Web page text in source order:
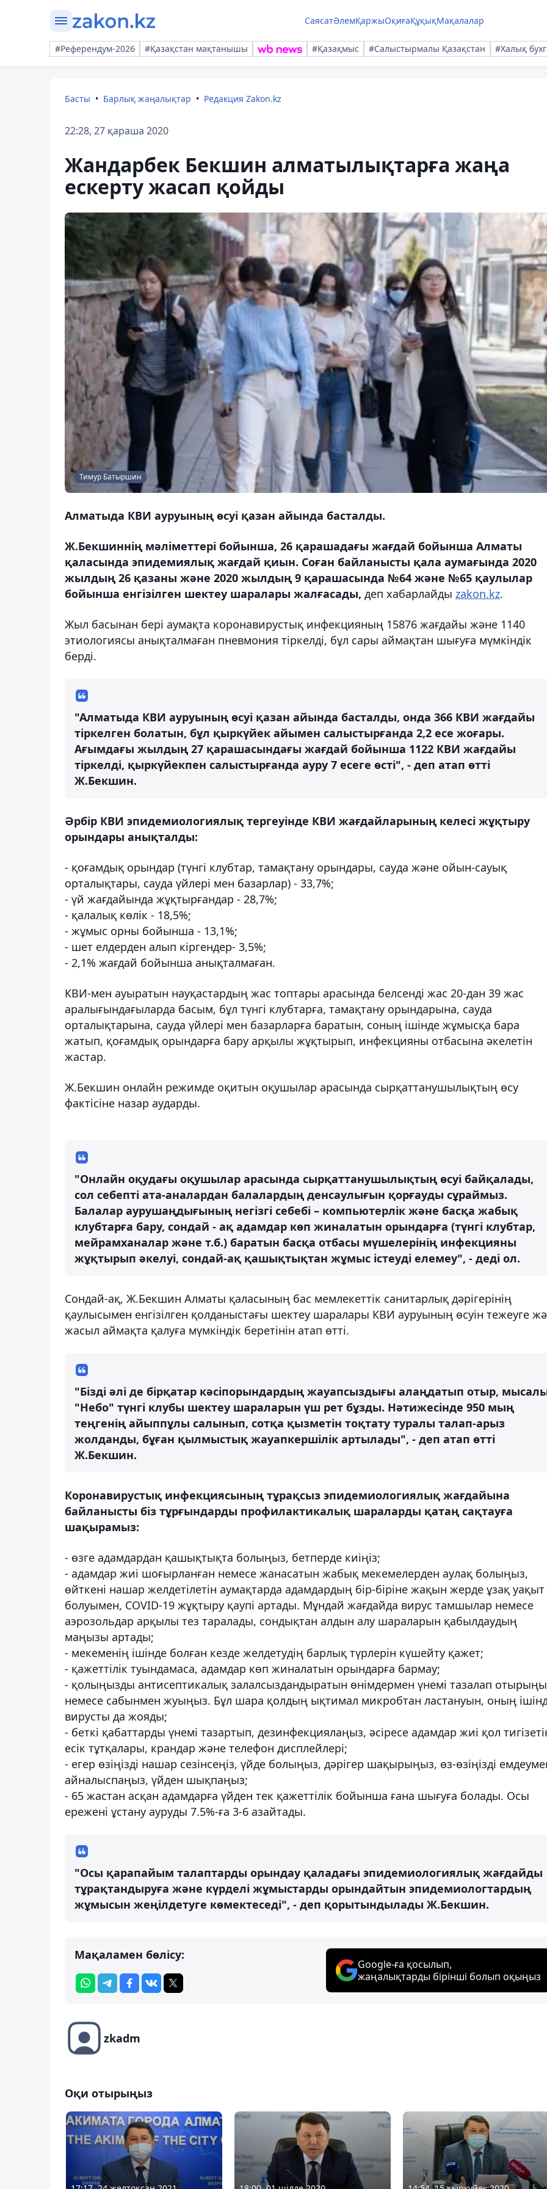
СаясатӘлемҚаржыОқиғаҚұқықМақалалар
#Референдум-2026 #Қазақстан мақтанышы #Қазақмыс #Салыстырмалы Қазақстан #Халық
Басты Барлық жаңалықтар Редакция Zakon.kz
22:28, 27 қараша 2020
Жандарбек Бекшин алматылықтарға жаңа
ескерту жасап қойды
Тимур Батыршин
Алматыда КВИ ауруының өсуі қазан айында басталды.
Ж.Бекшиннің мәліметтері бойынша, 26 қарашадағы жағдай бойынша Алматы
қаласында эпидемиялық жағдай қиын. Соған байланысты қала аумағында 2020
жылдың 26 қазаны және 2020 жылдың 9 қарашасында №64 және №65 қаулылар
бойынша енгізілген шектеу шаралары жалғасады, деп хабарлайды zakon.kz.
Жыл басынан бері аумақта коронавирустық инфекцияның 15876 жағдайы және 1140
этиологиясы анықталмаған пневмония тіркелді, бұл сары аймақтан шығуға мүмкіндік
берді.
"Алматыда КВИ ауруының өсуі қазан айында басталды, онда 366 КВИ жағдайы
тіркелген болатын, бұл қыркүйек айымен салыстырғанда 2,2 есе жоғары.
Ағымдағы жылдың 27 қарашасындағы жағдай бойынша 1122 КВИ жағдайы
тіркелді, қыркүйекпен салыстырғанда ауру 7 есеге өсті", - деп атап өтті
Ж.Бекшин.
Әрбір КВИ эпидемиологиялық тергеуінде КВИ жағдайларының келесі жұқтыру
орындары анықталды:
- қоғамдық орындар (түнгі клубтар, тамақтану орындары, сауда және ойын-сауық
орталықтары, сауда үйлері мен базарлар) - 33,7%;
- үй жағдайында жұқтырғандар - 28,7%;
- қалалық көлік - 18,5%;
- жұмыс орны бойынша - 13,1%;
- шет елдерден алып кіргендер- 3,5%;
- 2,1% жағдай бойынша анықталмаған.
КВИ-мен ауыратын науқастардың жас топтары арасында белсенді жас 20-дан 39 жас
аралығындағыларда басым, бұл түнгі клубтарға, тамақтану орындарына, сауда
орталықтарына, сауда үйлері мен базарларға баратын, соның ішінде жұмысқа бара
жатып, қоғамдық орындарға бару арқылы жұқтырып, инфекцияны отбасына әкелетін
жастар.
Ж.Бекшин онлайн режимде оқитын оқушылар арасында сырқаттанушылықтың өсу
фактісіне назар аударды.
"Онлайн оқудағы оқушылар арасында сырқаттанушылықтың өсуі байқалады,
сол себепті ата-аналардан балалардың денсаулығын қорғауды сұраймыз.
Балалар аурушаңдығының негізгі себебі – компьютерлік және басқа жабық
клубтарға бару, сондай - ақ адамдар көп жиналатын орындарға (түнгі клубтар,
мейрамханалар және т.б.) баратын басқа отбасы мүшелерінің инфекцияны
жұқтырып әкелуі, сондай-ақ қашықтықтан жұмыс істеуді елемеу", - деді ол.
Сондай-ақ, Ж.Бекшин Алматы қаласының бас мемлекеттік санитарлық дәрігерінің
қаулысымен енгізілген қолданыстағы шектеу шаралары КВИ ауруының өсуін тежеуге
жасыл аймақта қалуға мүмкіндік беретінін атап өтті.
"Бізді әлі де бірқатар кәсіпорындардың жауапсыздығы алаңдатып отыр,
"Небо" түнгі клубы шектеу шараларын үш рет бұзды. Нәтижесінде 950 мың
теңгенің айыппұлы салынып, сотқа қызметін тоқтату туралы талап-арыз
жолданды, бұған қылмыстық жауапкершілік артылады", - деп атап өтті
Ж.Бекшин.
Коронавирустық инфекциясының тұрақсыз эпидемиологиялық жағдайына
байланысты біз тұрғындарды профилактикалық шараларды қатаң сақтауға
шақырамыз:
- өзге адамдардан қашықтықта болыңыз, бетперде киіңіз;
- адамдар жиі шоғырланған немесе жанасатын жабық мекемелерден аулақ болыңыз,
өйткені нашар желдетілетін аумақтарда адамдардың бір-біріне жақын жерде ұзақ уақыт
болуымен, COVID-19 жұқтыру қаупі артады. Мұндай жағдайда вирус тамшылар немесе
аэрозольдар арқылы тез таралады, сондықтан алдын алу шараларын қабылдаудың
маңызы артады;
- мекеменің ішінде болған кезде желдетудің барлық түрлерін күшейту қажет;
- қажеттілік туындамаса, адамдар көп жиналатын орындарға бармау;
- қолыңызды антисептикалық залалсыздандыратын өнімдермен үнемі тазалап
немесе сабынмен жуыңыз. Бұл шара қолдың ықтимал микробтан ластануын, оның
вирусты да жояды;
- беткі қабаттарды үнемі тазартып, дезинфекциялаңыз, әсіресе адамдар жиі қол
есік тұтқалары, крандар және телефон дисплейлері;
- егер өзіңізді нашар сезінсеңіз, үйде болыңыз, дәрігер шақырыңыз, өз-өзіңізді
айналыспаңыз, үйден шықпаңыз;
- 65 жастан асқан адамдарға үйден тек қажеттілік бойынша ғана шығуға болады. Осы
ережені ұстану ауруды 7.5%-ға 3-6 азайтады.
"Осы қарапайым талаптарды орындау қаладағы эпидемиологиялық жағдайды
тұрақтандыруға және күрделі жұмыстарды орындайтын эпидемиологтардың
жұмысын жеңілдетуге көмектеседі", - деп қорытындылады Ж.Бекшин.
Мақаламен бөлісу:
Google-ға қосылып,
жаңалықтарды бірінші болып оқыңыз
zkadm
Оқи отырыңыз